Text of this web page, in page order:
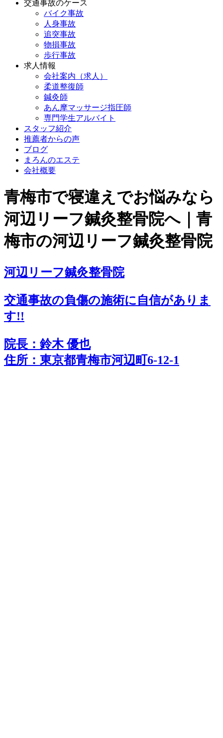
交通事故のケース
バイク事故
人身事故
追突事故
物損事故
歩行事故
求人情報
会社案内（求人）
柔道整復師
鍼灸師
あん摩マッサージ指圧師
専門学生アルバイト
スタッフ紹介
推薦者からの声
ブログ
まろんのエステ
会社概要
青梅市で寝違えでお悩みなら
河辺リーフ鍼灸整骨院へ｜青
梅市の河辺リーフ鍼灸整骨院
河辺リーフ鍼灸整骨院
交通事故の負傷の施術に自信がありま
す!!
院長：鈴木 優也
住所：東京都青梅市河辺町6-12-1